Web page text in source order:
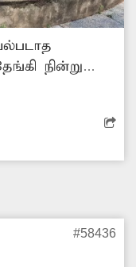
நின்று
தேங்காத
#58436